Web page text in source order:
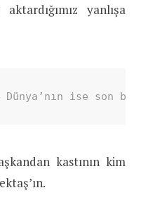
yanlışa
ise son
kastının kim